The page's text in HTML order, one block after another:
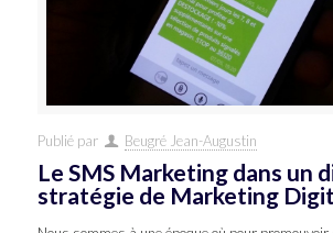
Publié par Beugré Jean-Augustin
Le SMS Marketing dans un
stratégie de Marketing